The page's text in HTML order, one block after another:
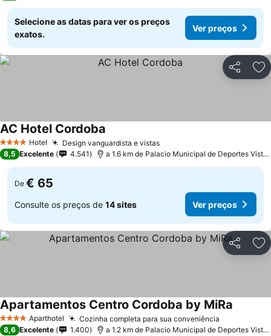
Selecione as datas para ver os preços
exatos.
Ver preços
Partilhar
4 EstrelasHotel Design vanguardista e vistas
AC Hotel Cordoba
8,5 Excelente 4.541 a 1.6 km de Palacio Municipal de Deportes Vista Alegre
De € 65
Consulte os preços de 14 sites Ver preços
Partilhar
4 EstrelasAparthotel Cozinha completa para sua conveniência
Apartamentos Centro Cordoba by MiRa
8,6 Excelente 1.400 a 1.2 km de Palacio Municipal de Deportes Vista Alegre